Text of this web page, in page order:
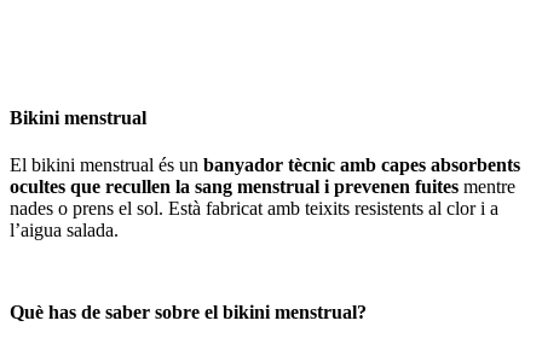
Bikini menstrual
El bikini menstrual és un banyador tècnic amb capes absorbents
ocultes que recullen la sang menstrual i prevenen fuites mentre
nades o prens el sol. Està fabricat amb teixits resistents al clor i a
l’aigua salada.
Què has de saber sobre el bikini menstrual?